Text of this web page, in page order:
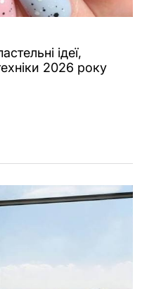
ідеї,
2026 року